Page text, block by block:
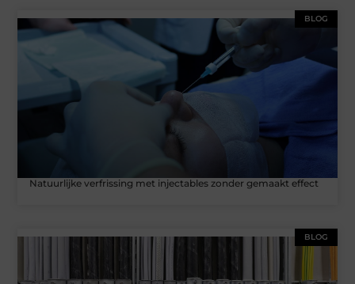
BLOG
Natuurlijke verfrissing met injectables zonder gemaakt effect
BLOG